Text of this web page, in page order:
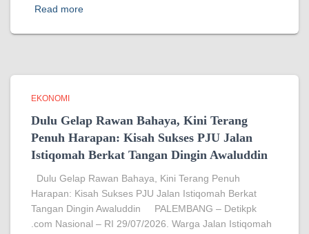
Read more
EKONOMI
Dulu Gelap Rawan Bahaya, Kini Terang
Penuh Harapan: Kisah Sukses PJU Jalan
Istiqomah Berkat Tangan Dingin Awaluddin
Dulu Gelap Rawan Bahaya, Kini Terang Penuh
Harapan: Kisah Sukses PJU Jalan Istiqomah Berkat
Tangan Dingin Awaluddin PALEMBANG – Detikpk
.com Nasional – RI 29/07/2026. Warga Jalan Istiqomah